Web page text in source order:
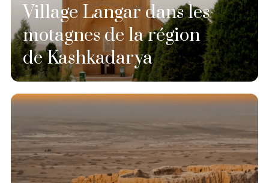
Village Langar dans les
motagnes de la région
de Kashkadarya